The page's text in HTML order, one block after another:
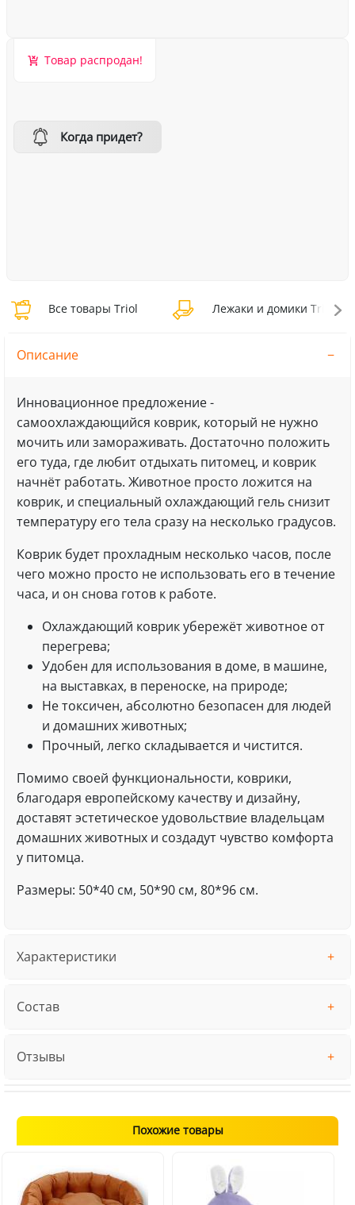
Товар распродан!
Когда придет?
Все товары Triol Лежаки и домики Triol
Описание
Инновационное предложение -
самоохлаждающийся коврик, который не нужно
мочить или замораживать. Достаточно положить
его туда, где любит отдыхать питомец, и коврик
начнёт работать. Животное просто ложится на
коврик, и специальный охлаждающий гель снизит
температуру его тела сразу на несколько градусов.
Коврик будет прохладным несколько часов, после
чего можно просто не использовать его в течение
часа, и он снова готов к работе.
Охлаждающий коврик убережёт животное от
перегрева;
Удобен для использования в доме, в машине,
на выставках, в переноске, на природе;
Не токсичен, абсолютно безопасен для людей
и домашних животных;
Прочный, легко складывается и чистится.
Помимо своей функциональности, коврики,
благодаря европейскому качеству и дизайну,
доставят эстетическое удовольствие владельцам
домашних животных и создадут чувство комфорта
у питомца.
Размеры: 50*40 см, 50*90 см, 80*96 см.
Характеристики
Состав
Отзывы
Похожие товары